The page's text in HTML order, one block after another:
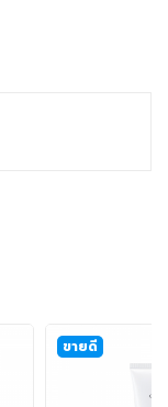
ขายดี